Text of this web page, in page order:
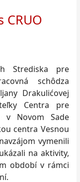
Strediska pre
schôdza
Drakulićovej
Centra pre
v Novom Sade
centra Vesnou
vymenili
na aktivity,
období v rámci